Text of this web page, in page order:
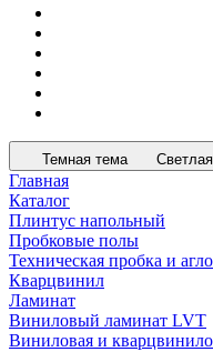
Темная тема
Главная
Каталог
Плинтус напольный
Пробковые полы
Техническая пробка и
Кварцвинил
Ламинат
Виниловый ламинат LVT
Виниловая и